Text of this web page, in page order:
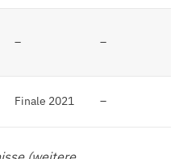
– –
Finale 2021 –